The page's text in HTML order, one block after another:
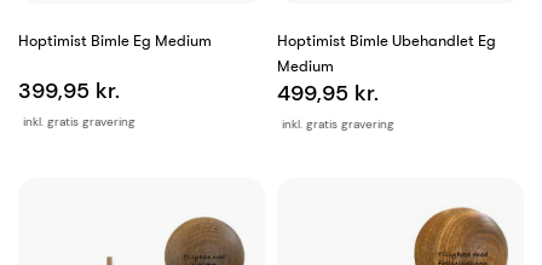
Hoptimist Bimle Eg Medium
inkl. gratis gravering
399,95 kr.
Hoptimist Bimle Ubehandlet Eg
Medium
inkl. gratis gravering
499,95 kr.